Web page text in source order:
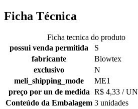
Ficha Técnica
Ficha tecnica do produto
possui venda permitida
S
fabricante
Blowtex
exclusivo
N
meli_shipping_mode
ME1
preço por un de medida R$ 4,33 / UN
Conteúdo da Embalagem 3 unidades